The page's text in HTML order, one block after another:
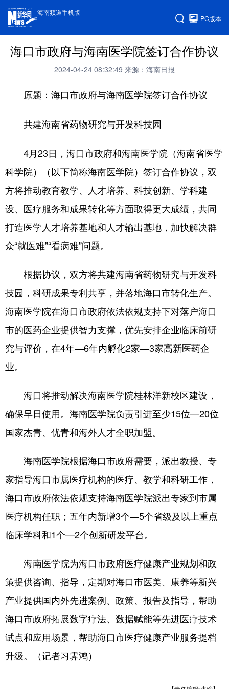
海南频道手机版
PC版本
海口市政府与海南医学院签订合作协议
2024-04-24 08:32:49 来源：海南日报
原题：海口市政府与海南医学院签订合作协议
共建海南省药物研究与开发科技园
4月23日，海口市政府和海南医学院（海南省医学
科学院）（以下简称海南医学院）签订合作协议，双
方将推动教育教学、人才培养、科技创新、学科建
设、医疗服务和成果转化等方面取得更大成绩，共同
打造医学人才培养基地和人才输出基地，加快解决群
众“就医难”“看病难”问题。
根据协议，双方将共建海南省药物研究与开发科
技园，科研成果专利共享，并落地海口市转化生产。
海南医学院在海口市政府依法依规支持下对落户海口
市的医药企业提供智力支撑，优先安排企业临床前研
究与评价，在4年—6年内孵化2家—3家高新医药企
业。
海口将推动解决海南医学院桂林洋新校区建设，
确保早日使用。海南医学院负责引进至少15位—20位
国家杰青、优青和海外人才全职加盟。
海南医学院根据海口市政府需要，派出教授、专
家指导海口市属医疗机构的医疗、教学和科研工作，
海口市政府依法依规支持海南医学院派出专家到市属
医疗机构任职；五年内新增3个—5个省级及以上重点
临床学科和1个—2个创新研发平台。
海南医学院为海口市政府医疗健康产业规划和政
策提供咨询、指导，定期对海口市医美、康养等新兴
产业提供国内外先进案例、政策、报告及指导，帮助
海口市政府拓展数字疗法、数据赋能等先进医疗技术
试点和应用场景，帮助海口市医疗健康产业服务提档
升级。（记者习霁鸿）